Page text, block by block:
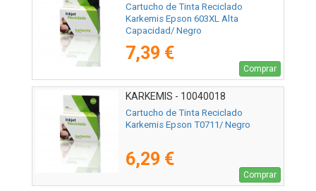
Cartucho de Tinta Reciclado
Karkemis Epson 603XL Alta
Capacidad/ Negro
7,39 €
Comprar
KARKEMIS - 10040018
Cartucho de Tinta Reciclado
Karkemis Epson T0711/ Negro
6,29 €
Comprar